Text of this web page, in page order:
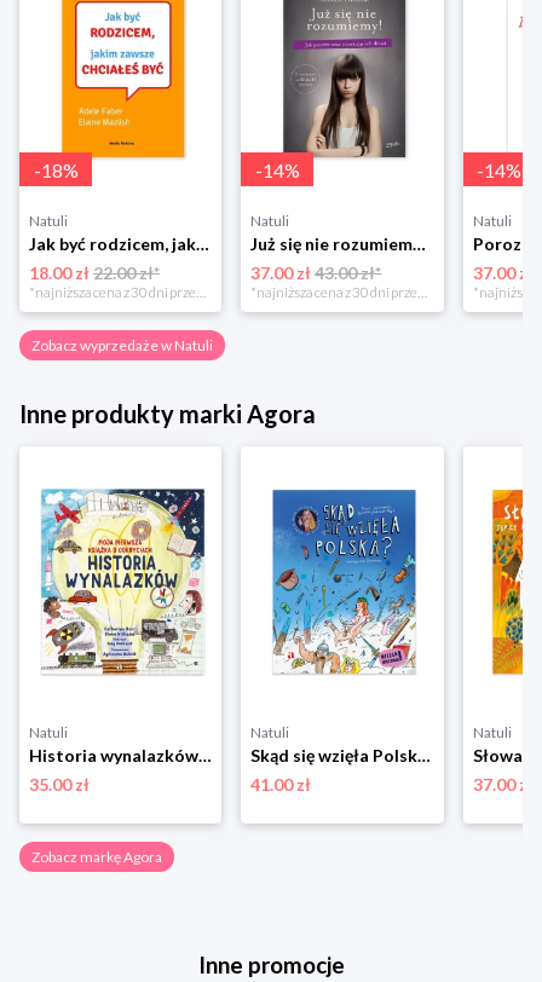
-18%
Natuli
Jak być rodzicem, jakim zawsze chciałeś być Media rodzina
18.00 zł22.00 zł*
*najniższa cena z 30 dni przed obniżką
-14%
Natuli
Już się nie rozumiemy! Jak przeżyć czas trzaskających drzwi Esprit
37.00 zł 43.00 zł*
*najniższa cena z 30 dni przed obniżką
-14%
Natuli
37.00 zł
Zobacz wyprzedaże w Natuli
Inne produkty marki Agora
Natuli
Historia wynalazków. Moja pierwsza książka o odkryciach Agora
35.00 zł
Natuli
Skąd się wzięła Polska? Agora
41.00 zł
Natuli
Słowa
37.00 zł
Zobacz markę Agora
Inne promocje